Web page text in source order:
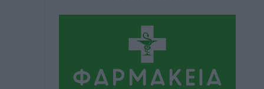
Ιάλυσος Β’: Νωρίς νωρίς μπήκαν στα
βάσανα της προετοιμασίας
πριν 5 ώρες